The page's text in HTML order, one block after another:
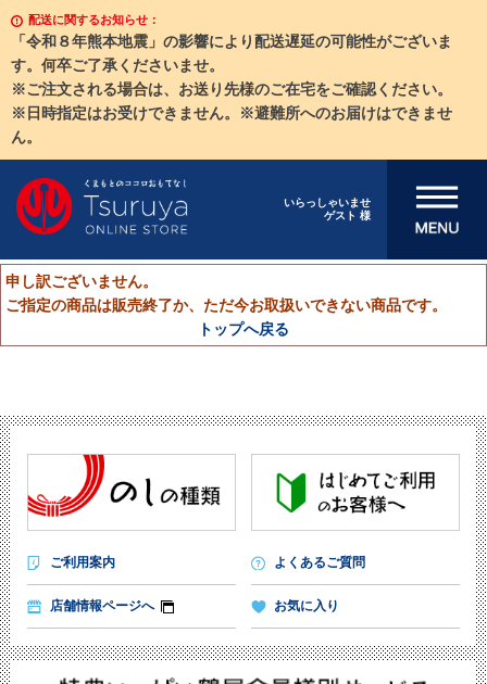
配送に関するお知らせ：
「令和８年熊本地震」の影響により配送遅延の可能性がございま
す。何卒ご了承くださいませ。
※ご注文される場合は、お送り先様のご在宅をご確認ください。
※日時指定はお受けできません。※避難所へのお届けはできませ
ん。
いらっしゃいませ
ゲスト 様
メニューを開
申し訳ございません。
ご指定の商品は販売終了か、ただ今お取扱いできない商品です。
トップへ戻る
ご利用案内 よくあるご質問
店舗情報ページへ お気に入り